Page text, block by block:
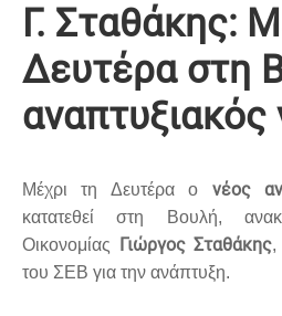
Γ. Σταθάκης:
Δευτέρα στη
αναπτυξιακός
Μέχρι τη Δευτέρα ο νέος
κατατεθεί στη Βουλή,
Οικονομίας
Γιώργος Σταθάκης,
του ΣΕΒ για την ανάπτυξη.